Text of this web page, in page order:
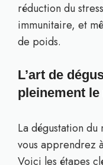
réduction du
immunitaire, et
de poids.
L’art de
pleinement
La dégustation
vous apprendrez
Voici les étapes